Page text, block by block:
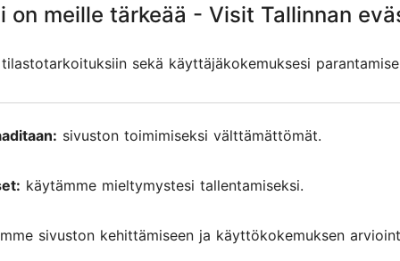
nähtävyydet, erityisesti monet vanhankaupungin
Useimmissa keskiaikaisissa rakennuksissa on
Tallinnassa
on meille tärkeää - Visit Tallinnan
sekä käyttäjäkokemuksesi
sivuston toimimiseksi välttämättömät.
käytämme mieltymystesi tallentamiseksi.
sivuston kehittämiseen ja käyttökokemuksen